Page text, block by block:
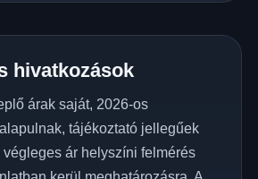
hivatkozások
árak saját, 2026-os
tájékoztató jellegűek
végleges ár helyszíni felmérés